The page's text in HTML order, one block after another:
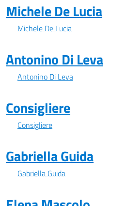
Michele De Lucia
Michele De Lucia
Antonino Di Leva
Antonino Di Leva
Consigliere
Consigliere
Gabriella Guida
Gabriella Guida